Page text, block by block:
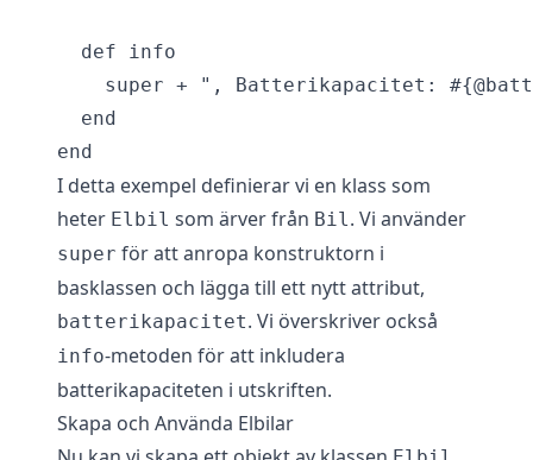
  def info
super + ", Batterikapacitet:
  end
I detta exempel definierar vi en klass som
heter Elbil som ärver från Bil. Vi använder
super för att anropa konstruktorn i
basklassen och lägga till ett nytt attribut,
batterikapacitet. Vi överskriver också
info-metoden för att inkludera
batterikapaciteten i utskriften.
Skapa och Använda Elbilar